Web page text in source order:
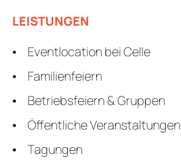
LEISTUNGEN
Eventlocation bei Celle
Familienfeiern
Betriebsfeiern & Gruppen
Öffentliche Veranstaltungen
Tagungen